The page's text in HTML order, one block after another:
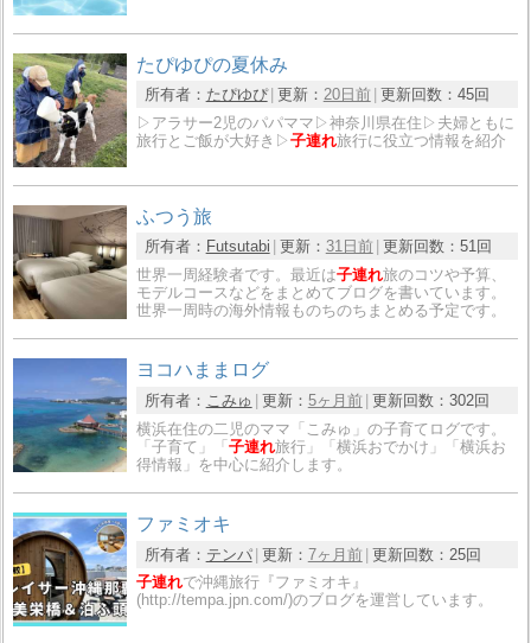
たぴゆぴの夏休み
所有者： たぴゆぴ 更新： 20日前 更新回数： 45回
▷アラサー2児のパパママ▷神奈川県在住▷夫婦ともに
旅行とご飯が大好き▷子連れ旅行に役立つ情報を紹介
ふつう旅
所有者： Futsutabi 更新： 31日前 更新回数： 51回
世界一周経験者です。最近は子連れ旅のコツや予算、
モデルコースなどをまとめてブログを書いています。
世界一周時の海外情報ものちのちまとめる予定です。
ヨコハままログ
所有者： こみゅ 更新： 5ヶ月前 更新回数： 302回
横浜在住の二児のママ「こみゅ」の子育てログです。
「子育て」「子連れ旅行」「横浜おでかけ」「横浜お
得情報」を中心に紹介します。
ファミオキ
所有者： テンパ 更新： 7ヶ月前 更新回数： 25回
子連れで沖縄旅行『ファミオキ』
(http://tempa.jpn.com/)のブログを運営しています。